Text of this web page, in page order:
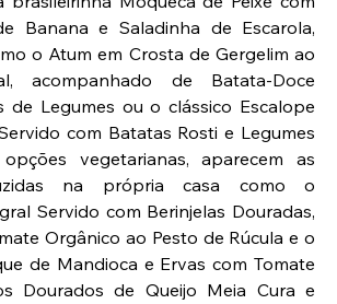
Banana e Saladinha de Escarola,
o Atum em Crosta de Gergelim ao
acompanhado de Batata-Doce
de Legumes ou o clássico Escalope
com Batatas Rosti e Legumes
vegetarianas, aparecem as
na própria casa como o
Servido com Berinjelas Douradas,
Orgânico ao Pesto de Rúcula e o
de Mandioca e Ervas com Tomate
Dourados de Queijo Meia Cura e